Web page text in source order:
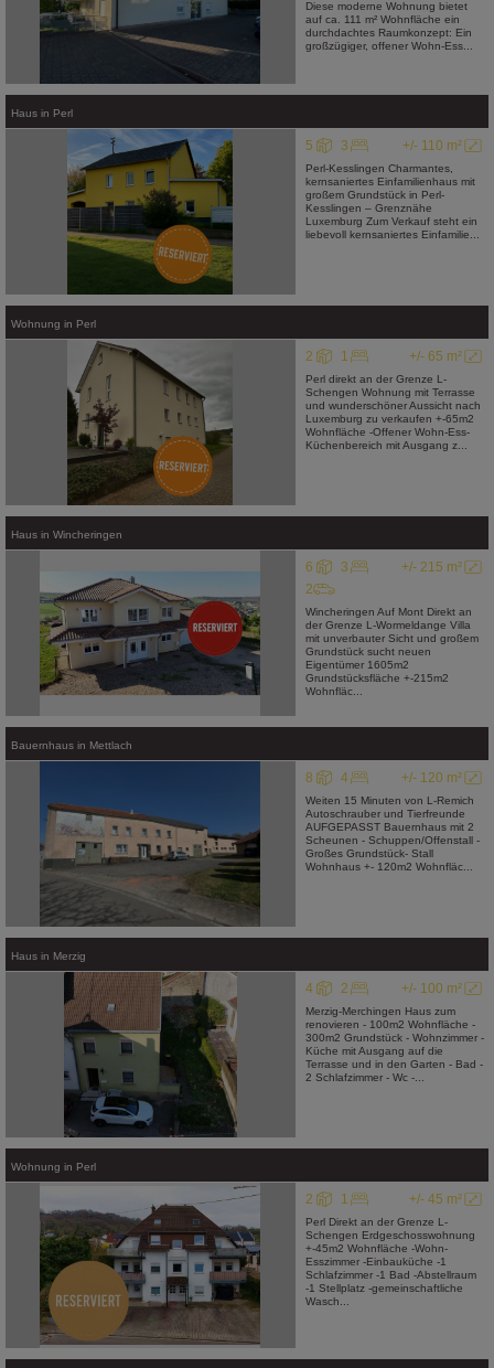
Diese moderne Wohnung bietet
auf ca. 111 m² Wohnfläche ein
durchdachtes Raumkonzept: Ein
großzügiger, offener Wohn-Ess...
Haus in Perl
+/- 110 m²
5 3
Perl-Kesslingen Charmantes,
kernsaniertes Einfamilienhaus mit
großem Grundstück in Perl-
Kesslingen – Grenznähe
Luxemburg Zum Verkauf steht ein
liebevoll kernsaniertes Einfamilie...
Wohnung in Perl
+/- 65 m²
2 1
Perl direkt an der Grenze L-
Schengen Wohnung mit Terrasse
und wunderschöner Aussicht nach
Luxemburg zu verkaufen +-65m2
Wohnfläche -Offener Wohn-Ess-
Küchenbereich mit Ausgang z...
Haus in Wincheringen
+/- 215 m²
6
3
2
Wincheringen Auf Mont Direkt an
der Grenze L-Wormeldange Villa
mit unverbauter Sicht und großem
Grundstück sucht neuen
Eigentümer 1605m2
Grundstücksfläche +-215m2
Wohnfläc...
Bauernhaus in Mettlach
+/- 120 m²
8 4
Weiten 15 Minuten von L-Remich
Autoschrauber und Tierfreunde
AUFGEPASST Bauernhaus mit 2
Scheunen - Schuppen/Offenstall -
Großes Grundstück- Stall
Wohnhaus +- 120m2 Wohnfläc...
Haus in Merzig
+/- 100 m²
4 2
Merzig-Merchingen Haus zum
renovieren - 100m2 Wohnfläche -
300m2 Grundstück - Wohnzimmer -
Küche mit Ausgang auf die
Terrasse und in den Garten - Bad -
2 Schlafzimmer - Wc -...
Wohnung in Perl
+/- 45 m²
2 1
Perl Direkt an der Grenze L-
Schengen Erdgeschosswohnung
+-45m2 Wohnfläche -Wohn-
Esszimmer -Einbauküche -1
Schlafzimmer -1 Bad -Abstellraum
-1 Stellplatz -gemeinschaftliche
Wasch...